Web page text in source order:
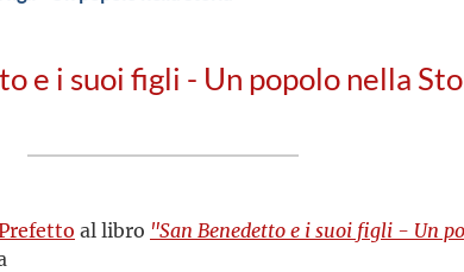
e i suoi figli - Un popolo nella
al libro "San Benedetto e i suoi figli - Un